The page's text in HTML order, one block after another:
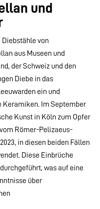
und
Diebstähle von
aus Museen und
der Schweiz und den
Diebe in das
ein und
Im September
Kunst in Köln zum Opfer
Römer-Pelizaeus-
in diesen beiden Fällen
Diese Einbrüche
was auf eine
über